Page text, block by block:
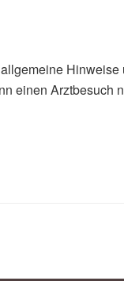
(FH) Volker
einen Arztbesuch